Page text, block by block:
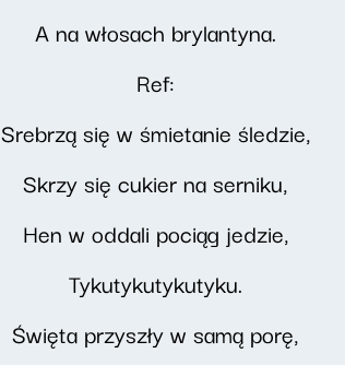
A na włosach brylantyna.
Ref:
Srebrzą się w śmietanie śledzie,
Skrzy się cukier na serniku,
Hen w oddali pociąg jedzie,
Tykutykutykutyku.
Święta przyszły w samą porę,